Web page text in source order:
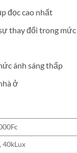
đọc cao nhất
thay đổi trong mức
ánh sáng thấp
ở
40kLux